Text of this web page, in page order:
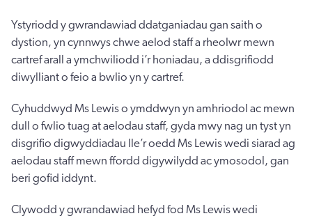
Ystyriodd y gwrandawiad ddatganiadau gan saith o
dystion, yn cynnwys chwe aelod staff a rheolwr mewn
cartref arall a ymchwiliodd i’r honiadau, a ddisgrifiodd
diwylliant o feio a bwlio yn y cartref.
Cyhuddwyd Ms Lewis o ymddwyn yn amhriodol ac mewn
dull o fwlio tuag at aelodau staff, gyda mwy nag un tyst yn
disgrifio digwyddiadau lle’r oedd Ms Lewis wedi siarad ag
aelodau staff mewn ffordd digywilydd ac ymosodol, gan
beri gofid iddynt.
Clywodd y gwrandawiad hefyd fod Ms Lewis wedi